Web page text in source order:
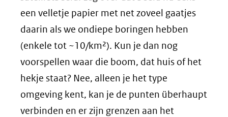
een velletje papier met net zoveel gaatjes
daarin als we ondiepe boringen hebben
(enkele tot ~10/km²). Kun je dan nog
voorspellen waar die boom, dat huis of het
hekje staat? Nee, alleen je het type
omgeving kent, kan je de punten überhaupt
verbinden en er zijn grenzen aan het